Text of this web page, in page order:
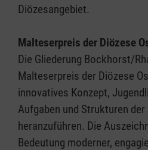
Diözesangebiet.
Malteserpreis der Diözese
Die Gliederung Bockhorst/
Malteserpreis der Diözese
innovatives Konzept,
Aufgaben und Strukturen
heranzuführen. Die
Bedeutung moderner,